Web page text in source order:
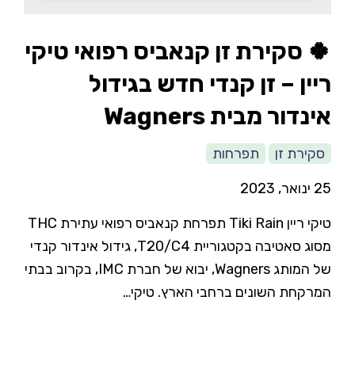
🍀 סקירת זן קנאביס רפואי טיקי
ריין – זן קנדי חדש בגידול
אינדור מבית Wagners
סקירת זן
תפרחות
25 ינואר, 2023
טיקי ריין Tiki Rain תפרחת קנאביס רפואי עתירת THC
מסוג סאטיבה בקטגוריית T20/C4, גידול אינדור קנדי
של המותג Wagners, יבוא של חברת IMC, בקרוב בבתי
המרקחת השונים ברחבי הארץ. טיקי…